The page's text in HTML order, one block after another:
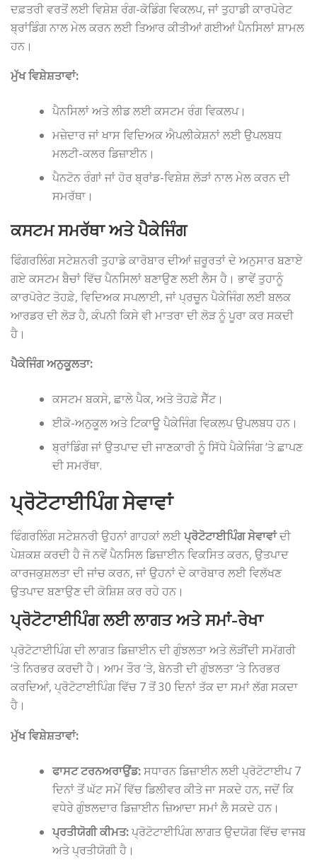
ਦਫ਼ਤਰੀ ਵਰਤੋਂ ਲਈ ਵਿਸ਼ੇਸ਼ ਰੰਗ-ਕੋਡਿੰਗ ਵਿਕਲਪ, ਜਾਂ ਤੁਹਾਡੀ ਕਾਰਪੋਰੇਟ
ਬ੍ਰਾਂਡਿੰਗ ਨਾਲ ਮੇਲ ਕਰਨ ਲਈ ਤਿਆਰ ਕੀਤੀਆਂ ਗਈਆਂ ਪੈਨਸਿਲਾਂ ਸ਼ਾਮਲ
ਹਨ।
ਮੁੱਖ ਵਿਸ਼ੇਸ਼ਤਾਵਾਂ:
ਪੈਨਸਿਲਾਂ ਅਤੇ ਲੀਡ ਲਈ ਕਸਟਮ ਰੰਗ ਵਿਕਲਪ।
ਮਜ਼ੇਦਾਰ ਜਾਂ ਖਾਸ ਵਿਦਿਅਕ ਐਪਲੀਕੇਸ਼ਨਾਂ ਲਈ ਉਪਲਬਧ
ਮਲਟੀ-ਕਲਰ ਡਿਜ਼ਾਈਨ।
ਪੈਨਟੋਨ ਰੰਗਾਂ ਜਾਂ ਹੋਰ ਬ੍ਰਾਂਡ-ਵਿਸ਼ੇਸ਼ ਲੋੜਾਂ ਨਾਲ ਮੇਲ ਕਰਨ ਦੀ
ਸਮਰੱਥਾ।
ਕਸਟਮ ਸਮਰੱਥਾ ਅਤੇ ਪੈਕੇਜਿੰਗ
ਫਿੰਗਰਲਿੰਗ ਸਟੇਸ਼ਨਰੀ ਤੁਹਾਡੇ ਕਾਰੋਬਾਰ ਦੀਆਂ ਜ਼ਰੂਰਤਾਂ ਦੇ ਅਨੁਸਾਰ ਬਣਾਏ
ਗਏ ਕਸਟਮ ਬੈਚਾਂ ਵਿੱਚ ਪੈਨਸਿਲਾਂ ਬਣਾਉਣ ਲਈ ਲੈਸ ਹੈ। ਭਾਵੇਂ ਤੁਹਾਨੂੰ
ਕਾਰਪੋਰੇਟ ਤੋਹਫ਼ੇ, ਵਿਦਿਅਕ ਸਪਲਾਈ, ਜਾਂ ਪ੍ਰਚੂਨ ਪੈਕੇਜਿੰਗ ਲਈ ਬਲਕ
ਆਰਡਰ ਦੀ ਲੋੜ ਹੈ, ਕੰਪਨੀ ਕਿਸੇ ਵੀ ਮਾਤਰਾ ਦੀ ਲੋੜ ਨੂੰ ਪੂਰਾ ਕਰ ਸਕਦੀ
ਹੈ।
ਪੈਕੇਜਿੰਗ ਅਨੁਕੂਲਤਾ:
ਕਸਟਮ ਬਕਸੇ, ਛਾਲੇ ਪੈਕ, ਅਤੇ ਤੋਹਫ਼ੇ ਸੈੱਟ।
ਈਕੋ-ਅਨੁਕੂਲ ਅਤੇ ਟਿਕਾਊ ਪੈਕੇਜਿੰਗ ਵਿਕਲਪ ਉਪਲਬਧ ਹਨ।
ਬ੍ਰਾਂਡਿੰਗ ਜਾਂ ਉਤਪਾਦ ਦੀ ਜਾਣਕਾਰੀ ਨੂੰ ਸਿੱਧੇ ਪੈਕੇਜਿੰਗ ‘ਤੇ ਛਾਪਣ
ਦੀ ਸਮਰੱਥਾ.
ਪ੍ਰੋਟੋਟਾਈਪਿੰਗ ਸੇਵਾਵਾਂ
ਫਿੰਗਰਲਿੰਗ ਸਟੇਸ਼ਨਰੀ ਉਹਨਾਂ ਗਾਹਕਾਂ ਲਈਪ੍ਰੋਟੋਟਾਈਪਿੰਗ ਸੇਵਾਵਾਂਦੀ
ਪੇਸ਼ਕਸ਼ ਕਰਦੀ ਹੈ ਜੋ ਨਵੇਂ ਪੈਨਸਿਲ ਡਿਜ਼ਾਈਨ ਵਿਕਸਿਤ ਕਰਨ, ਉਤਪਾਦ
ਕਾਰਜਕੁਸ਼ਲਤਾ ਦੀ ਜਾਂਚ ਕਰਨ, ਜਾਂ ਉਹਨਾਂ ਦੇ ਕਾਰੋਬਾਰ ਲਈ ਵਿਲੱਖਣ
ਉਤਪਾਦ ਬਣਾਉਣ ਦੀ ਕੋਸ਼ਿਸ਼ ਕਰ ਰਹੇ ਹਨ।
ਪ੍ਰੋਟੋਟਾਈਪਿੰਗ ਲਈ ਲਾਗਤ ਅਤੇ ਸਮਾਂ-ਰੇਖਾ
ਪ੍ਰੋਟੋਟਾਈਪਿੰਗ ਦੀ ਲਾਗਤ ਡਿਜ਼ਾਈਨ ਦੀ ਗੁੰਝਲਤਾ ਅਤੇ ਲੋੜੀਂਦੀ ਸਮੱਗਰੀ
‘ਤੇ ਨਿਰਭਰ ਕਰਦੀ ਹੈ। ਆਮ ਤੌਰ ‘ਤੇ, ਬੇਨਤੀ ਦੀ ਗੁੰਝਲਤਾ ‘ਤੇ ਨਿਰਭਰ
ਕਰਦਿਆਂ, ਪ੍ਰੋਟੋਟਾਈਪਿੰਗ ਵਿੱਚ 7 ​​ਤੋਂ 30 ਦਿਨਾਂ ਤੱਕ ਦਾ ਸਮਾਂ ਲੱਗ ਸਕਦਾ
ਹੈ।
ਮੁੱਖ ਵਿਸ਼ੇਸ਼ਤਾਵਾਂ:
ਫਾਸਟ ਟਰਨਅਰਾਉਂਡ:ਸਧਾਰਨ ਡਿਜ਼ਾਈਨ ਲਈ ਪ੍ਰੋਟੋਟਾਈਪ 7
ਦਿਨਾਂ ਤੋਂ ਘੱਟ ਸਮੇਂ ਵਿੱਚ ਡਿਲੀਵਰ ਕੀਤੇ ਜਾ ਸਕਦੇ ਹਨ, ਜਦੋਂ ਕਿ
ਵਧੇਰੇ ਗੁੰਝਲਦਾਰ ਡਿਜ਼ਾਈਨ ਜ਼ਿਆਦਾ ਸਮਾਂ ਲੈ ਸਕਦੇ ਹਨ।
ਪ੍ਰਤੀਯੋਗੀ ਕੀਮਤ:ਪ੍ਰੋਟੋਟਾਈਪਿੰਗ ਲਾਗਤ ਉਦਯੋਗ ਵਿੱਚ ਵਾਜਬ
ਅਤੇ ਪ੍ਰਤੀਯੋਗੀ ਹੈ।